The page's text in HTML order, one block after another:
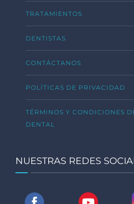
TRATAMIENTOS
DENTISTAS
CONTÁCTANOS
POLÍTICAS DE PRIVACIDAD
TÉRMINOS Y CONDICIONES
DENTAL
NUESTRAS REDES